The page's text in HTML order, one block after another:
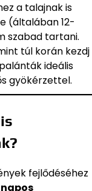
a talajnak is
(általában 12-
szabad tartani.
túl korán kezdj
ideális
gyökérzettel.
fejlődéséhez